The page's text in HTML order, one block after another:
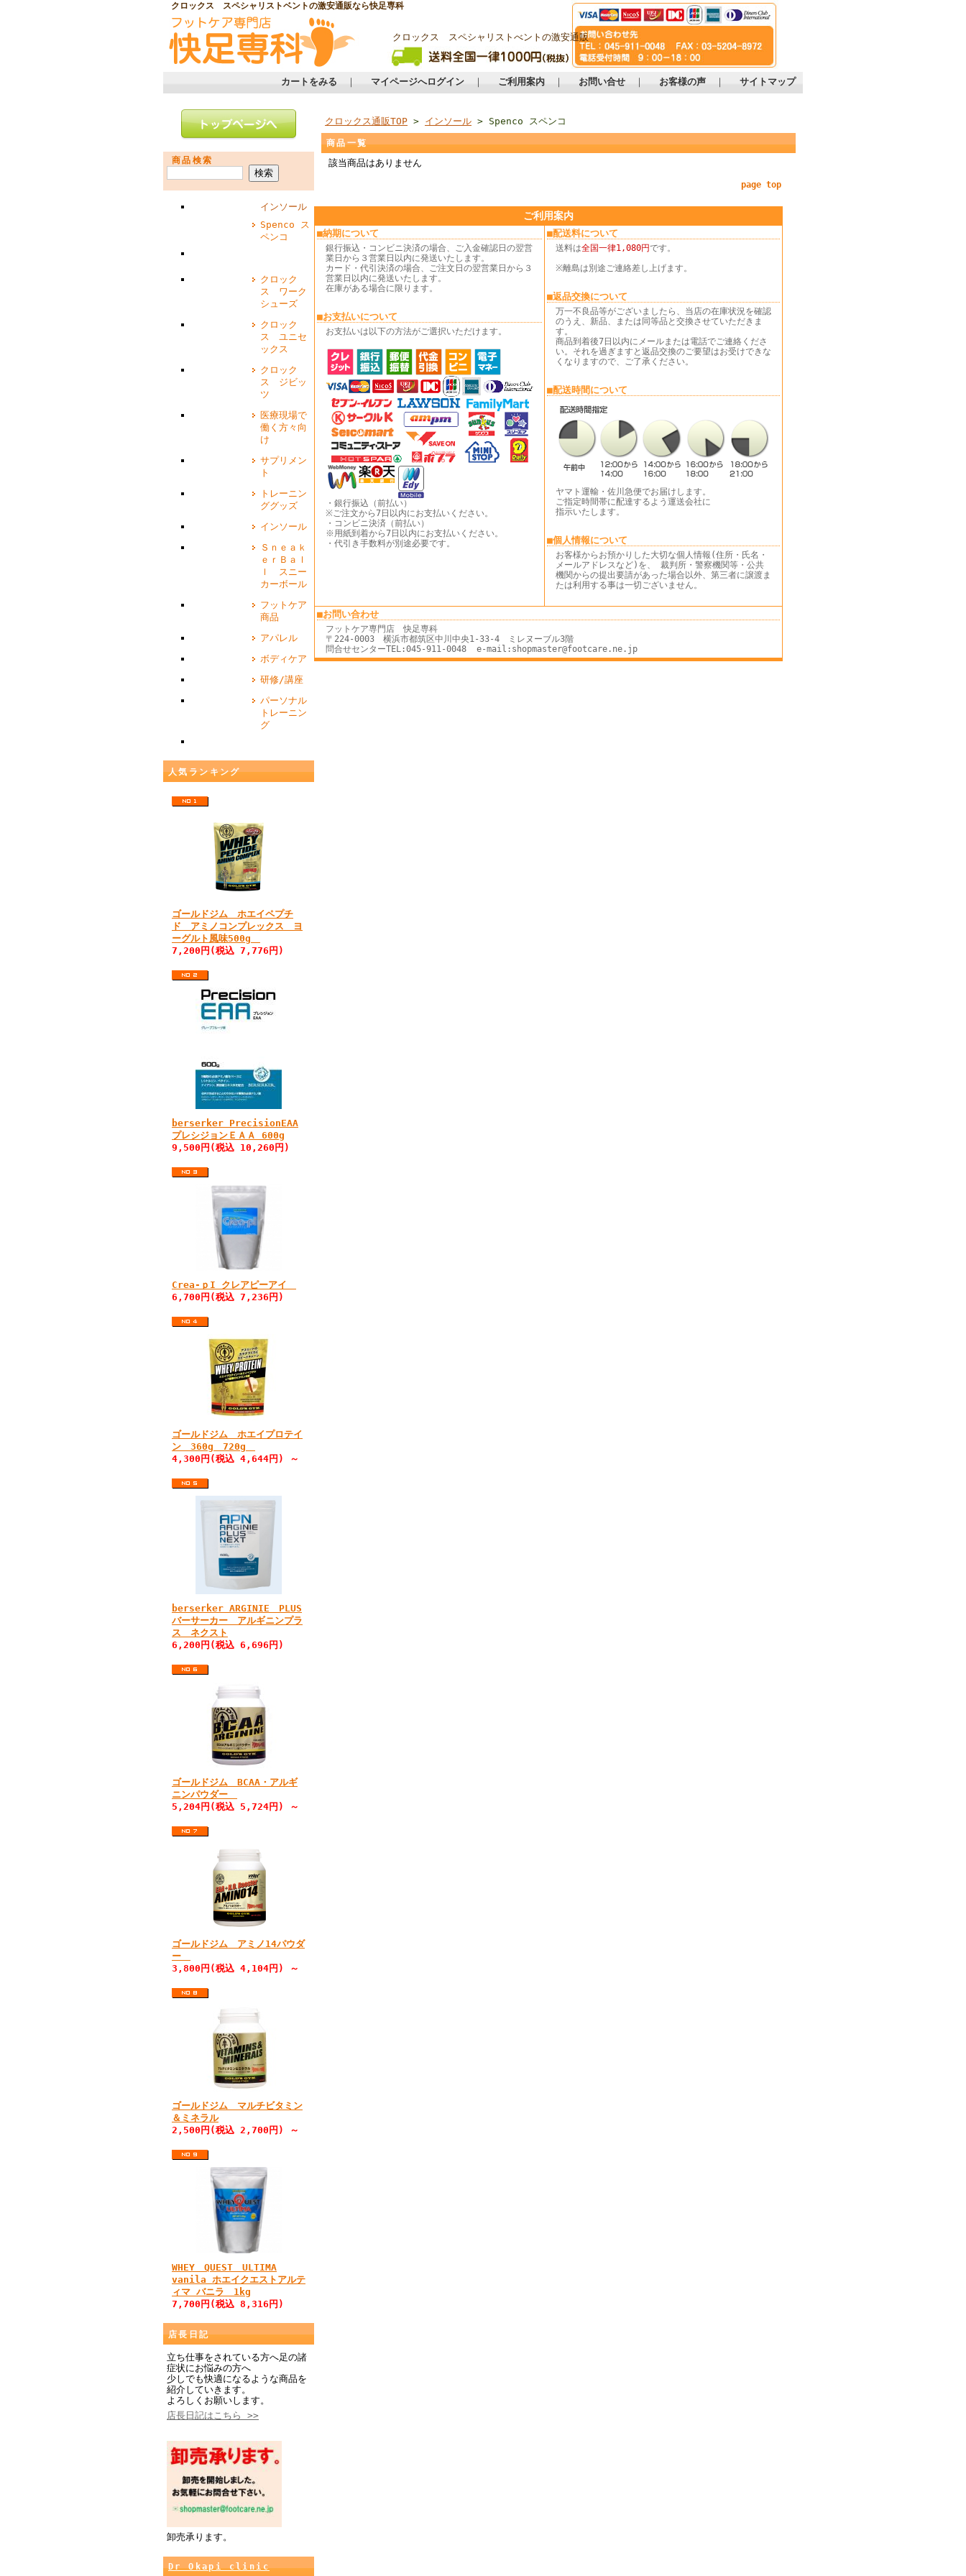
クロックス スペシャリストベントの激安通販なら快足専科
クロックス スペシャリストべントの激安通販
カートをみる ｜ マイページへログイン ｜ ご利用案内 ｜ お問い合せ ｜ お客様の声 ｜ サイトマップ
商品検索
インソール
Spenco ス
ペンコ
クロック
ス ワーク
シューズ
クロック
ス ユニセ
ックス
クロック
ス ジビッ
ツ
医療現場で
働く方々向
け
サプリメン
ト
トレーニン
ググッズ
インソール
Ｓｎｅａｋ
ｅｒＢａｌ
ｌ スニー
カーボール
フットケア
商品
アパレル
ボディケア
研修/講座
パーソナル
トレーニン
グ
人気ランキング
ゴールドジム ホエイペプチ
ド アミノコンプレックス ヨ
ーグルト風味500g
7,200円(税込 7,776円)
berserker PrecisionEAA
プレシジョンＥＡＡ 600g
9,500円(税込 10,260円)
Crea-ｐI クレアピーアイ
6,700円(税込 7,236円)
ゴールドジム ホエイプロテイ
ン 360g 720g
4,300円(税込 4,644円) ～
berserker ARGINIE PLUS
バーサーカー アルギニンプラ
ス ネクスト
6,200円(税込 6,696円)
ゴールドジム BCAA・アルギ
ニンパウダー
5,204円(税込 5,724円) ～
ゴールドジム アミノ14パウダ
ー
3,800円(税込 4,104円) ～
ゴールドジム マルチビタミン
＆ミネラル
2,500円(税込 2,700円) ～
WHEY QUEST ULTIMA
vanila ホエイクエストアルテ
ィマ バニラ 1kg
7,700円(税込 8,316円)
店長日記
立ち仕事をされている方へ足の諸
症状にお悩みの方へ
少しでも快適になるような商品を
紹介していきます。
よろしくお願いします。
店長日記はこちら >>
卸売承ります。
Dr Okapi clinic
クロックス通販TOP > インソール > Spenco スペンコ
商品一覧
該当商品はありません
page top
ご利用案内
■納期について
銀行振込・コンビニ決済の場合、ご入金確認日の翌営
業日から３営業日以内に発送いたします。
カード・代引決済の場合、ご注文日の翌営業日から３
営業日以内に発送いたします。
在庫がある場合に限ります。
■お支払いについて
お支払いは以下の方法がご選択いただけます。
・銀行振込（前払い）
※ご注文から7日以内にお支払いください。
・コンビニ決済（前払い）
※用紙到着から7日以内にお支払いください。
・代引き手数料が別途必要です。
■配送料について
送料は全国一律1,080円です。
※離島は別途ご連絡差し上げます。
■返品交換について
万一不良品等がございましたら、当店の在庫状況を確認
のうえ、新品、または同等品と交換させていただきま
す。
商品到着後7日以内にメールまたは電話でご連絡くださ
い。それを過ぎますと返品交換のご要望はお受けできな
くなりますので、ご了承ください。
■配送時間について
ヤマト運輸・佐川急便でお届けします。
ご指定時間帯に配達するよう運送会社に
指示いたします。
■個人情報について
お客様からお預かりした大切な個人情報(住所・氏名・
メールアドレスなど)を、 裁判所・警察機関等・公共
機関からの提出要請があった場合以外、第三者に譲渡ま
たは利用する事は一切ございません。
■お問い合わせ
フットケア専門店 快足専科
〒224-0003 横浜市都筑区中川中央1-33-4 ミレヌーブル3階
問合せセンターTEL:045-911-0048 e-mail:shopmaster@footcare.ne.jp